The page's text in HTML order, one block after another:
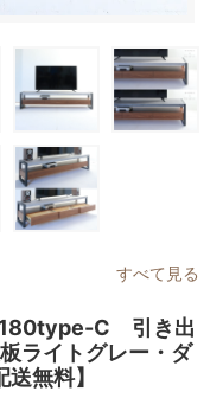
すべて見る
180type-C 引き出
ライトグレー・ダ
無料】